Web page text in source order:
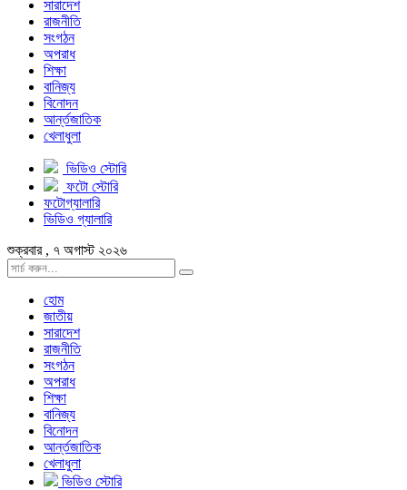
সারাদেশ
রাজনীতি
সংগঠন
অপরাধ
শিক্ষা
বানিজ্য
বিনোদন
আর্ন্তজাতিক
খেলাধুলা
ভিডিও স্টোরি
ফটো স্টোরি
ফটোগ্যালারি
ভিডিও গ্যালারি
শুক্রবার , ৭ অগাস্ট ২০২৬
হোম
জাতীয়
সারাদেশ
রাজনীতি
সংগঠন
অপরাধ
শিক্ষা
বানিজ্য
বিনোদন
আর্ন্তজাতিক
খেলাধুলা
ভিডিও স্টোরি